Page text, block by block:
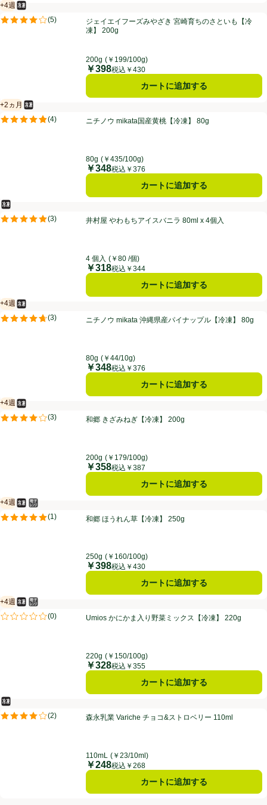
ジェイエイフーズみやざき 宮崎育ちのさといも【冷凍】 200g
+4週
賞味・消費期限保証：4週間
冷凍食品
(5)
評価は5件のレビューで5点中4.0点。ジェイエイフーズみやざき 宮崎育ちのさといも【冷
凍】 200g
200g (￥199/100g)
価格
￥398税込￥430
カートに追加する
ニチノウ mikata国産黄桃【冷凍】 80g
+2ヵ月
賞味・消費期限保証：2ヵ月
冷凍食品
(4)
評価は4件のレビューで5点中4.8点。ニチノウ mikata国産黄桃【冷凍】 80g
80g (￥435/100g)
価格
￥348税込￥376
カートに追加する
井村屋 やわもちアイスバニラ 80ml x 4個入
冷凍食品
(3)
評価は3件のレビューで5点中5.0点。井村屋 やわもちアイスバニラ 80ml x 4個入
4 個入 (￥80 /個)
価格
￥318税込￥344
カートに追加する
ニチノウ mikata 沖縄県産パイナップル【冷凍】 80g
+4週
賞味・消費期限保証：4週間
冷凍食品
(3)
評価は3件のレビューで5点中4.7点。ニチノウ mikata 沖縄県産パイナップル【冷凍】 80g
80g (￥44/10g)
価格
￥348税込￥376
カートに追加する
和郷 きざみねぎ【冷凍】 200g
+4週
賞味・消費期限保証：4週間
冷凍食品
(3)
評価は3件のレビューで5点中4.0点。
和郷 きざみねぎ【冷凍】 200g
200g (￥179/100g)
価格
￥358税込￥387
カートに追加する
和郷 ほうれん草【冷凍】 250g
+4週
賞味・消費期限保証：4週間
冷凍食品
電子レンジ使用可
(1)
評価は1件のレビューで5点中5.0点。
和郷 ほうれん草【冷凍】 250g
250g (￥160/100g)
価格
￥398税込￥430
カートに追加する
Umios かにかま入り野菜ミックス【冷凍】 220g
+4週
賞味・消費期限保証：4週間
冷凍食品
電子レンジ使用可
(0)
評価は0件のレビューで5点中0.0点。Umios かにかま入り野菜ミックス【冷凍】 220g
220g (￥150/100g)
価格
￥328税込￥355
カートに追加する
森永乳業 Variche チョコ&ストロベリー 110ml
冷凍食品
(2)
評価は2件のレビューで5点中4.0点。森永乳業 Variche チョコ&ストロベリー 110ml
110mL (￥23/10ml)
価格
￥248税込￥268
カートに追加する